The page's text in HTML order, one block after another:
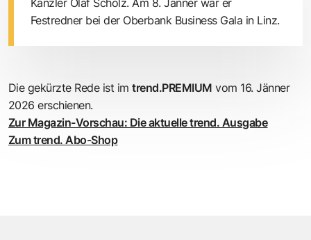
Festredner bei der Oberbank Business Gala in Linz.
Die gekürzte Rede ist imtrend.PREMIUM vom 16. Jänner
2026 erschienen.
Zur Magazin-Vorschau: Die aktuelle trend. Ausgabe
Zum trend. Abo-Shop